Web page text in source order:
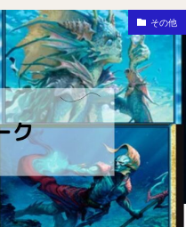
その他